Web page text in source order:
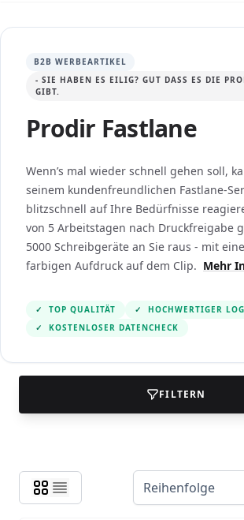
B2B WERBEARTIKEL
- SIE HABEN ES EILIG? GUT DASS ES DIE
GIBT.
Prodir Fastlane
Wenn’s mal wieder schnell gehen soll,
seinem kundenfreundlichen Fastlane-
blitzschnell auf Ihre Bedürfnisse
von 5 Arbeitstagen nach Druckfreigabe
5000 Schreibgeräte an Sie raus - mit
farbigen Aufdruck auf dem Clip. Mehr
✓ TOP QUALITÄT ✓
HOCHWERTIGER
✓
KOSTENLOSER DATENCHECK
FILTERN